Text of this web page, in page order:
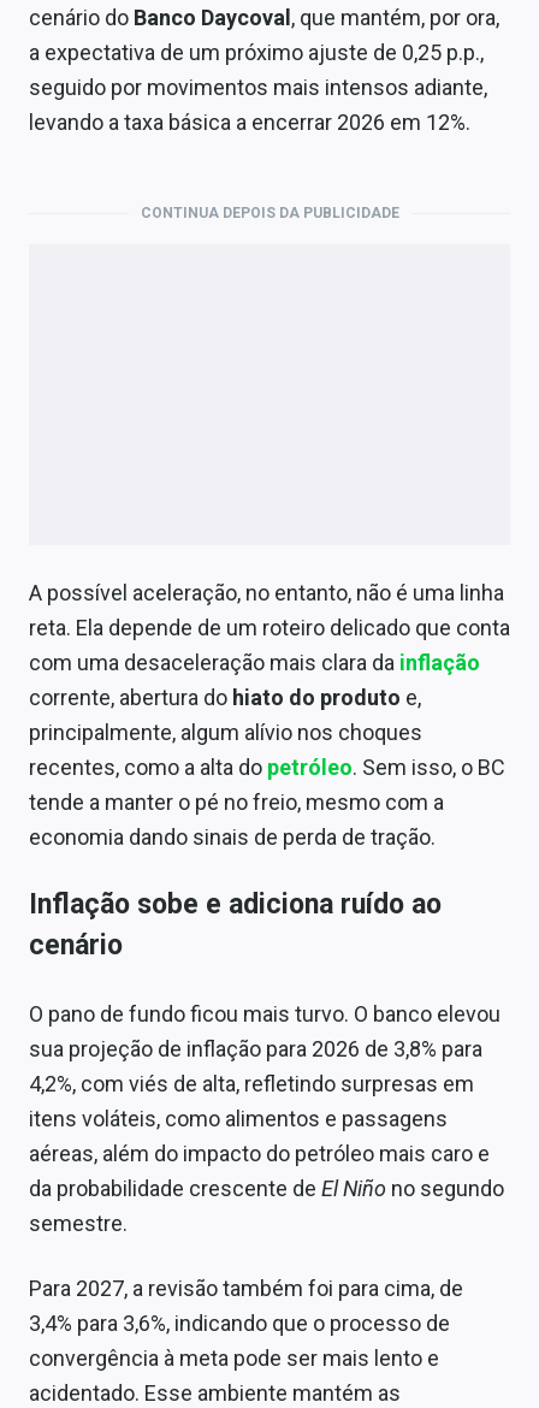
Mercados
Economia
Empresas
Expediente
Contato
cenário do Banco Daycoval , que mantém, por ora,
a expectativa de um próximo ajuste de 0,25 p.p.,
seguido por movimentos mais intensos adiante,
levando a taxa básica a encerrar 2026 em 12%.
CONTINUA DEPOIS DA PUBLICIDADE
A possível aceleração, no entanto, não é uma linha
reta. Ela depende de um roteiro delicado que conta
com uma desaceleração mais clara da inflação
corrente, abertura do hiato do produto e,
principalmente, algum alívio nos choques
recentes, como a alta do petróleo. Sem isso, o BC
tende a manter o pé no freio, mesmo com a
economia dando sinais de perda de tração.
Inflação sobe e adiciona ruído ao
cenário
O pano de fundo ficou mais turvo. O banco elevou
sua projeção de inflação para 2026 de 3,8% para
4,2%, com viés de alta, refletindo surpresas em
itens voláteis, como alimentos e passagens
aéreas, além do impacto do petróleo mais caro e
da probabilidade crescente de El Niño no segundo
semestre.
Para 2027, a revisão também foi para cima, de
3,4% para 3,6%, indicando que o processo de
convergência à meta pode ser mais lento e
acidentado. Esse ambiente mantém as